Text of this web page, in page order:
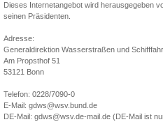
Dieses Internetangebot wird herausgegeben
seinen Präsidenten.
Adresse:
Generaldirektion Wasserstraßen und
Am Propsthof 51
53121 Bonn
Telefon: 0228/7090-0
E-Mail: gdws@wsv.bund.de
DE-Mail: gdws@wsv.de-mail.de (DE-Mail ist